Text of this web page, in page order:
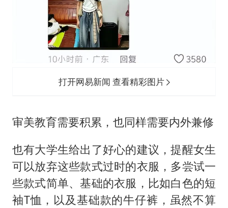
打开网易新闻 查看精彩图片
审美教育需要积累，也同样需要内外兼修
也有大学生给出了好心的建议，提醒女生
可以放弃这些款式过时的衣服，多尝试一
些款式简单、基础的衣服，比如白色的短
袖T恤，以及基础款的牛仔裤，虽然不算